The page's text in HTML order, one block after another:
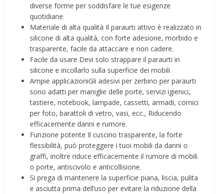
diverse forme per soddisfare le tue esigenze
quotidiane.
Materiale di alta qualità Il paraurti attivo è realizzato in
silicone di alta qualità, con forte adesione, morbido e
trasparente, facile da attaccare e non cadere.
Facile da usare Devi solo strappare il paraurti in
silicone e incollarlo sulla superficie dei mobili
Ampie applicazioniGli adesivi per zerbino per paraurti
sono adatti per maniglie delle porte, servizi igienici,
tastiere, notebook, lampade, cassetti, armadi, cornici
per foto, barattoli di vetro, vasi, ecc., Riducendo
efficacemente danni e rumore.
Funzione potente Il cuscino trasparente, la forte
flessibilità, può proteggere i tuoi mobili da danni o
graffi, inoltre riduce efficacemente il rumore di mobili
o porte, antiscivolo e anticollisione.
Si prega di mantenere la superficie piana, liscia, pulita
e asciutta prima dell’uso per evitare la riduzione della